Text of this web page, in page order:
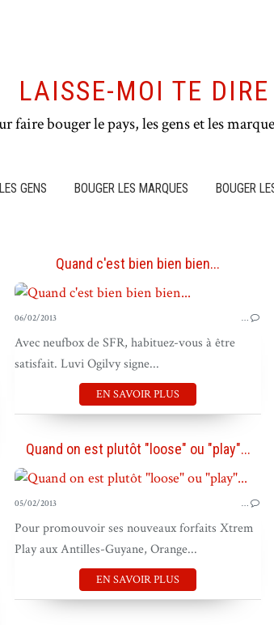
LAISSE-MOI TE DIRE
faire bouger le pays, les gens et les
GENS BOUGER LES MARQUES BOUGER
Quand c'est bien bien bien...
06/02/2013 …
Avec neufbox de SFR, habituez-vous à être
satisfait. Luvi Ogilvy signe...
EN SAVOIR PLUS
Quand on est plutôt "loose" ou "play"...
05/02/2013 …
Pour promouvoir ses nouveaux forfaits Xtrem
Play aux Antilles-Guyane, Orange...
EN SAVOIR PLUS
PUB DANS LE MONDE